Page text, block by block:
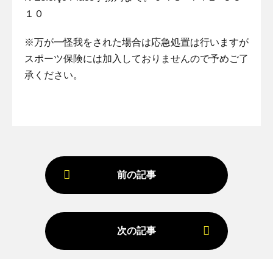
１０
※万が一怪我をされた場合は応急処置は行いますが
スポーツ保険には加入しておりませんので予めご了
承ください。
前の記事
次の記事